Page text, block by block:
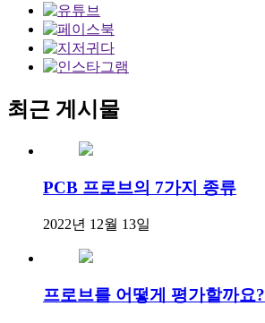
최근 게시물
PCB 프로브의 7가지 종류
2022년 12월 13일
프로브를 어떻게 평가할까요?